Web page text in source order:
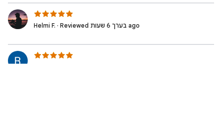
Helmi F. · Reviewed בערך 6 שעות ago